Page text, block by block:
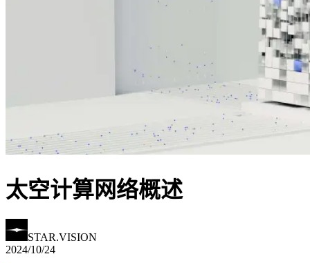
太空计算网络概述
STAR.VISION
2024/10/24